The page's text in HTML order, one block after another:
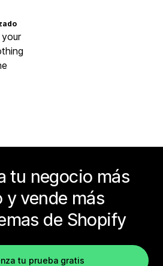
tu negocio más
y vende más
de Shopify
tu prueba gratis